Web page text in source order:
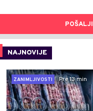
POŠALJI
NAJNOVIJE
ZANIMLJIVOSTI
Pre 13 min